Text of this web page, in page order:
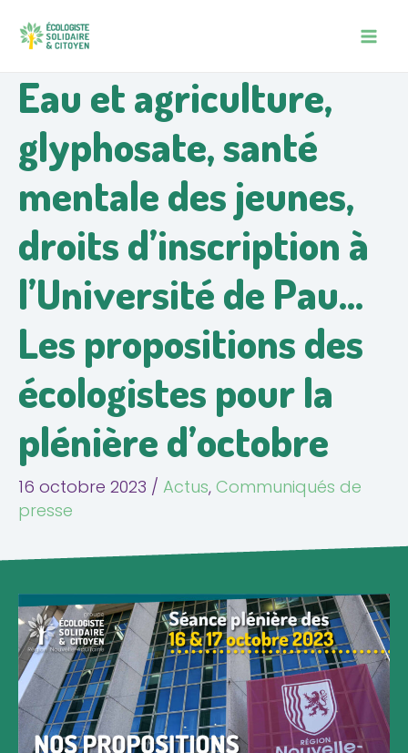
au
MAIN
Eau et agriculture,
glyphosate, santé
mentale des jeunes,
droits d’inscription à
l’Université de Pau…
Les propositions des
écologistes pour la
plénière d’octobre
16 octobre 2023 / Actus, Communiqués de
presse
des